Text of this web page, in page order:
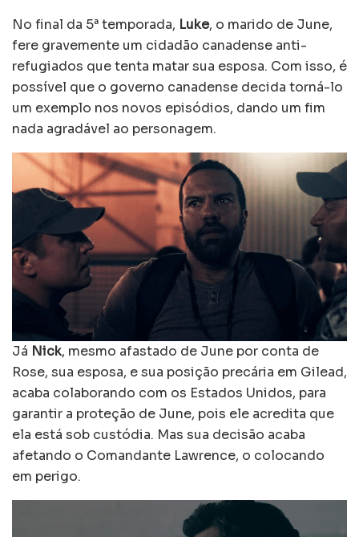
No final da 5ª temporada, Luke, o marido de June,
fere gravemente um cidadão canadense anti-
refugiados que tenta matar sua esposa. Com isso, é
possível que o governo canadense decida torná-lo
um exemplo nos novos episódios, dando um fim
nada agradável ao personagem.
Já Nick, mesmo afastado de June por conta de
Rose, sua esposa, e sua posição precária em Gilead,
acaba colaborando com os Estados Unidos, para
garantir a proteção de June, pois ele acredita que
ela está sob custódia. Mas sua decisão acaba
afetando o Comandante Lawrence, o colocando
em perigo.